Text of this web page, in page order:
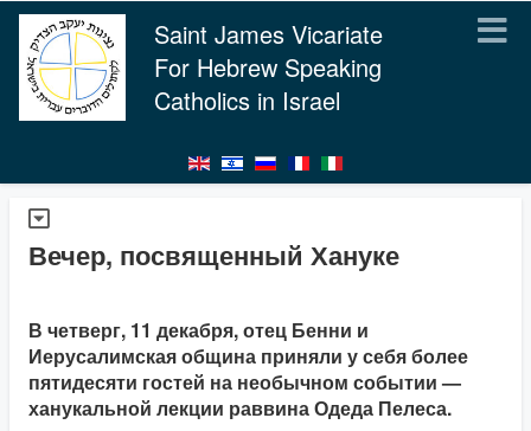
Saint James Vicariate
For Hebrew Speaking
Catholics in Israel
Вечер, посвященный Хануке
В четверг, 11 декабря, отец Бенни и
Иерусалимская община приняли у себя более
пятидесяти гостей на необычном событии —
ханукальной лекции раввина Одеда Пелеса.